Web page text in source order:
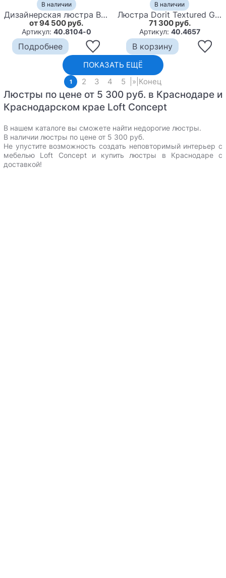
В наличии
Дизайнерская люстра Blue Lagoon glass бирюзовое стекло
от 94 500 руб.
Артикул: 40.8104-0
Подробнее
В наличии
Люстра Dorit Textured Glass Rectangular Chandelier
71 300 руб.
Артикул: 40.4657
В корзину
ПОКАЗАТЬ ЕЩЁ
1 2 3 4 5 » Конец
Люстры по цене от 5 300 руб. в Краснодаре и
Краснодарском крае Loft Concept
В нашем каталоге вы сможете найти недорогие люстры.
В наличии люстры по цене от 5 300 руб.
Не упустите возможность создать неповторимый интерьер с
мебелью Loft Concept и купить люстры в Краснодаре с
доставкой!